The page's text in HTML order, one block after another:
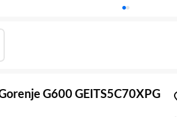
Karuzela z
G600 GEITS5C70XPG